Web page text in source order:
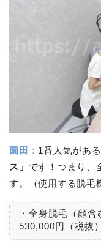
薗田： 1番人気があ
ス」 です！つまり、
す。（使用する脱毛
・全身脱毛（顔
530,000円（税抜）